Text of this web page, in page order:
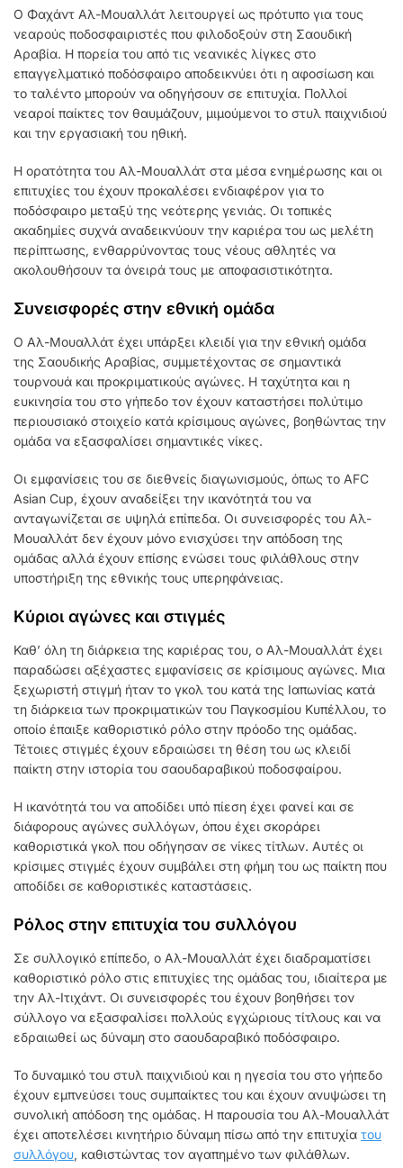
Ο Φαχάντ Αλ-Μουαλλάτ λειτουργεί ως πρότυπο για τους
νεαρούς ποδοσφαιριστές που φιλοδοξούν στη Σαουδική
Αραβία. Η πορεία του από τις νεανικές λίγκες στο
επαγγελματικό ποδόσφαιρο αποδεικνύει ότι η αφοσίωση και
το ταλέντο μπορούν να οδηγήσουν σε επιτυχία. Πολλοί
νεαροί παίκτες τον θαυμάζουν, μιμούμενοι το στυλ παιχνιδιού
και την εργασιακή του ηθική.
Η ορατότητα του Αλ-Μουαλλάτ στα μέσα ενημέρωσης και οι
επιτυχίες του έχουν προκαλέσει ενδιαφέρον για το
ποδόσφαιρο μεταξύ της νεότερης γενιάς. Οι τοπικές
ακαδημίες συχνά αναδεικνύουν την καριέρα του ως μελέτη
περίπτωσης, ενθαρρύνοντας τους νέους αθλητές να
ακολουθήσουν τα όνειρά τους με αποφασιστικότητα.
Συνεισφορές στην εθνική ομάδα
Ο Αλ-Μουαλλάτ έχει υπάρξει κλειδί για την εθνική ομάδα
της Σαουδικής Αραβίας, συμμετέχοντας σε σημαντικά
τουρνουά και προκριματικούς αγώνες. Η ταχύτητα και η
ευκινησία του στο γήπεδο τον έχουν καταστήσει πολύτιμο
περιουσιακό στοιχείο κατά κρίσιμους αγώνες, βοηθώντας την
ομάδα να εξασφαλίσει σημαντικές νίκες.
Οι εμφανίσεις του σε διεθνείς διαγωνισμούς, όπως το AFC
Asian Cup, έχουν αναδείξει την ικανότητά του να
ανταγωνίζεται σε υψηλά επίπεδα. Οι συνεισφορές του Αλ-
Μουαλλάτ δεν έχουν μόνο ενισχύσει την απόδοση της
ομάδας αλλά έχουν επίσης ενώσει τους φιλάθλους στην
υποστήριξη της εθνικής τους υπερηφάνειας.
Κύριοι αγώνες και στιγμές
Καθ’ όλη τη διάρκεια της καριέρας του, ο Αλ-Μουαλλάτ έχει
παραδώσει αξέχαστες εμφανίσεις σε κρίσιμους αγώνες. Μια
ξεχωριστή στιγμή ήταν το γκολ του κατά της Ιαπωνίας κατά
τη διάρκεια των προκριματικών του Παγκοσμίου Κυπέλλου, το
οποίο έπαιξε καθοριστικό ρόλο στην πρόοδο της ομάδας.
Τέτοιες στιγμές έχουν εδραιώσει τη θέση του ως κλειδί
παίκτη στην ιστορία του σαουδαραβικού ποδοσφαίρου.
Η ικανότητά του να αποδίδει υπό πίεση έχει φανεί και σε
διάφορους αγώνες συλλόγων, όπου έχει σκοράρει
καθοριστικά γκολ που οδήγησαν σε νίκες τίτλων. Αυτές οι
κρίσιμες στιγμές έχουν συμβάλει στη φήμη του ως παίκτη που
αποδίδει σε καθοριστικές καταστάσεις.
Ρόλος στην επιτυχία του συλλόγου
Σε συλλογικό επίπεδο, ο Αλ-Μουαλλάτ έχει διαδραματίσει
καθοριστικό ρόλο στις επιτυχίες της ομάδας του, ιδιαίτερα με
την Αλ-Ιτιχάντ. Οι συνεισφορές του έχουν βοηθήσει τον
σύλλογο να εξασφαλίσει πολλούς εγχώριους τίτλους και να
εδραιωθεί ως δύναμη στο σαουδαραβικό ποδόσφαιρο.
Το δυναμικό του στυλ παιχνιδιού και η ηγεσία του στο γήπεδο
έχουν εμπνεύσει τους συμπαίκτες του και έχουν ανυψώσει τη
συνολική απόδοση της ομάδας. Η παρουσία του Αλ-Μουαλλάτ
έχει αποτελέσει κινητήριο δύναμη πίσω από την επιτυχία του
συλλόγου, καθιστώντας τον αγαπημένο των φιλάθλων.